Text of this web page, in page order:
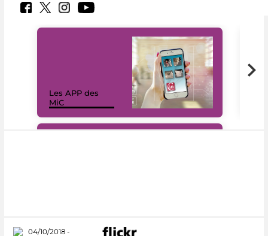
Les APP des
MiC